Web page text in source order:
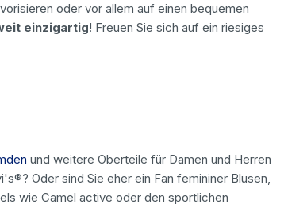
oder vor allem auf einen bequemen
einzigartig! Freuen Sie sich auf ein riesiges
und weitere Oberteile für Damen und Herren
Oder sind Sie eher ein Fan femininer Blusen,
wie Camel active oder den sportlichen